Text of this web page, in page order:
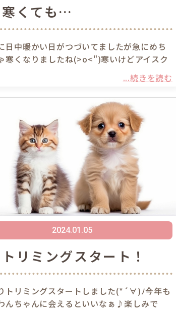
寒くても…
日中暖かい日がつづいてましたが急にめち
寒くなりましたね(>o<")寒いけどアイスク
...続きを読む
2024.01.05
トリミングスタート！
トリミングスタートしました(*´∀)ﾉ今年も
んちゃんに会えるといいなぁ♪楽しみで